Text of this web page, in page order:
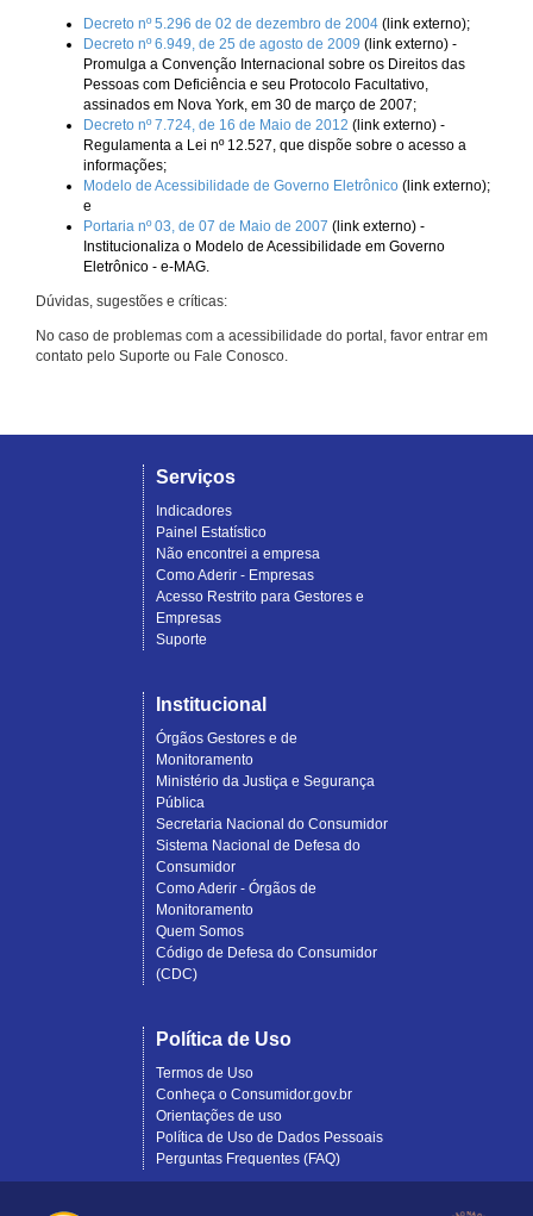
Decreto nº 5.296 de 02 de dezembro de 2004 (link externo);
Decreto nº 6.949, de 25 de agosto de 2009 (link externo) -
Promulga a Convenção Internacional sobre os Direitos das
Pessoas com Deficiência e seu Protocolo Facultativo,
assinados em Nova York, em 30 de março de 2007;
Decreto nº 7.724, de 16 de Maio de 2012 (link externo) -
Regulamenta a Lei nº 12.527, que dispõe sobre o acesso a
informações;
Modelo de Acessibilidade de Governo Eletrônico (link externo);
e
Portaria nº 03, de 07 de Maio de 2007 (link externo) -
Institucionaliza o Modelo de Acessibilidade em Governo
Eletrônico - e-MAG.
Dúvidas, sugestões e críticas:
No caso de problemas com a acessibilidade do portal, favor entrar em
contato pelo Suporte ou Fale Conosco.
Serviços
Indicadores
Painel Estatístico
Não encontrei a empresa
Como Aderir - Empresas
Acesso Restrito para Gestores e
Empresas
Suporte
Institucional
Órgãos Gestores e de
Monitoramento
Ministério da Justiça e Segurança
Pública
Secretaria Nacional do Consumidor
Sistema Nacional de Defesa do
Consumidor
Como Aderir - Órgãos de
Monitoramento
Quem Somos
Código de Defesa do Consumidor
(CDC)
Política de Uso
Termos de Uso
Conheça o Consumidor.gov.br
Orientações de uso
Política de Uso de Dados Pessoais
Perguntas Frequentes (FAQ)